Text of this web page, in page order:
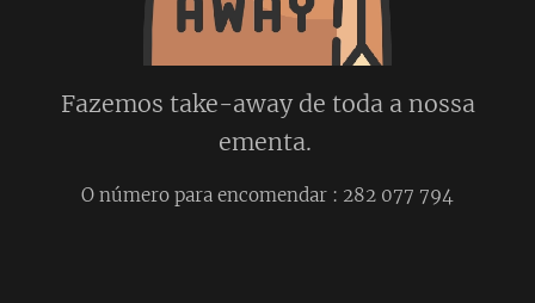
Fazemos take-away de toda a nossa
ementa.
O número para encomendar : 282 077 794